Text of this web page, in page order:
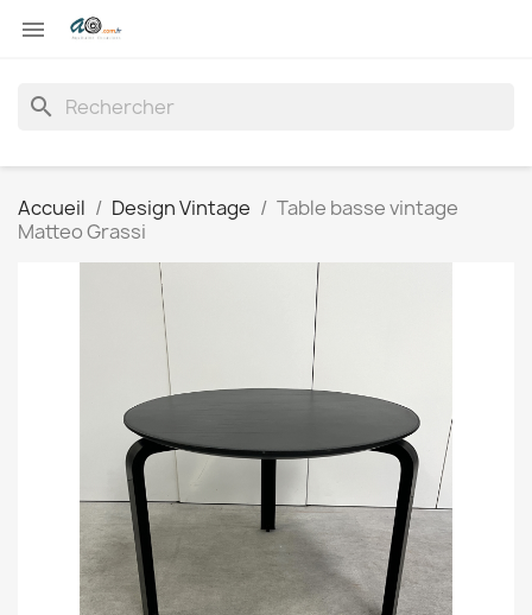

search
Accueil Design Vintage
Table basse vintage
Matteo Grassi